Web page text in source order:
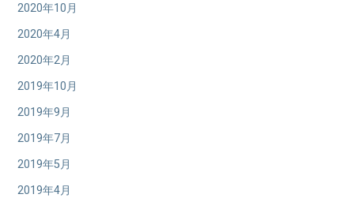
2020年10月
2020年4月
2020年2月
2019年10月
2019年9月
2019年7月
2019年5月
2019年4月